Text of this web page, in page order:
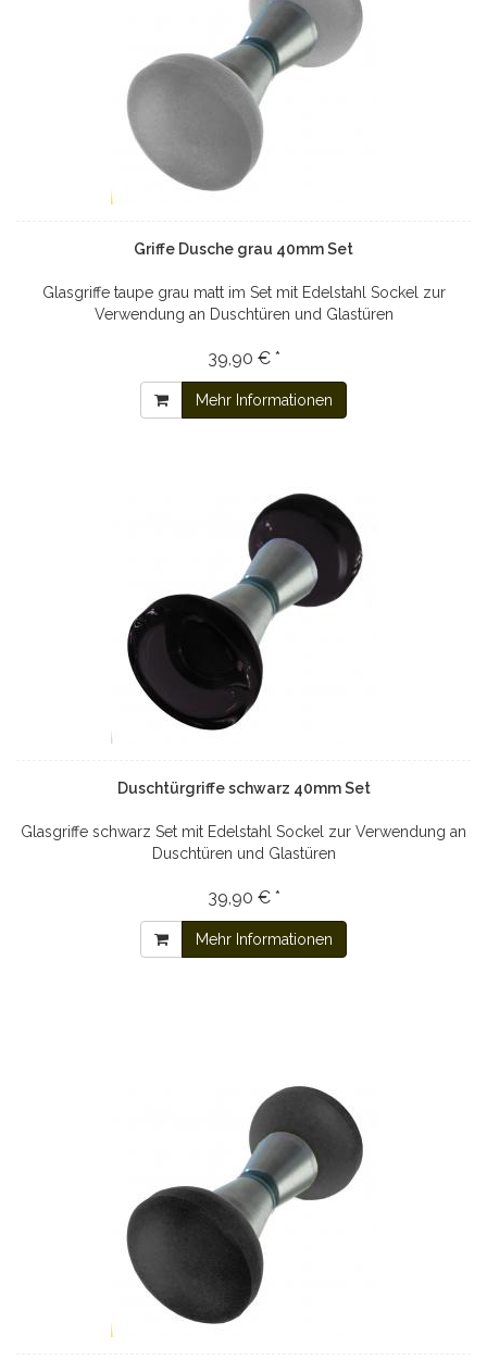
Griffe Dusche grau 40mm Set
Glasgriffe taupe grau matt im Set mit Edelstahl Sockel zur
Verwendung an Duschtüren und Glastüren
39,90 € *
Mehr Informationen
Duschtürgriffe schwarz 40mm Set
Glasgriffe schwarz Set mit Edelstahl Sockel zur Verwendung an
Duschtüren und Glastüren
39,90 € *
Mehr Informationen